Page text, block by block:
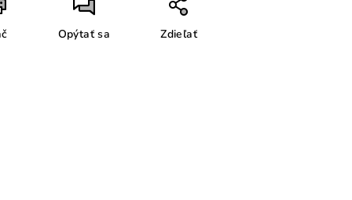
Opýtať sa Zdieľať